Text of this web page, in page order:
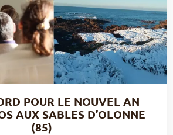
POUR LE NOUVEL AN
AUX SABLES D’OLONNE
(85)